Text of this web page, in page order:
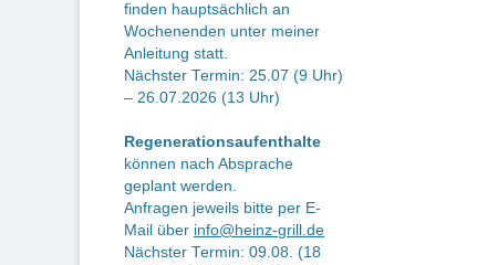
finden hauptsächlich an
Wochenenden unter meiner
Anleitung statt.
Nächster Termin: 25.07 (9 Uhr)
– 26.07.2026 (13 Uhr)
Regenerationsaufenthalte
können nach Absprache
geplant werden.
Anfragen jeweils bitte per E-
Mail über info@heinz-grill.de
Nächster Termin: 09.08. (18